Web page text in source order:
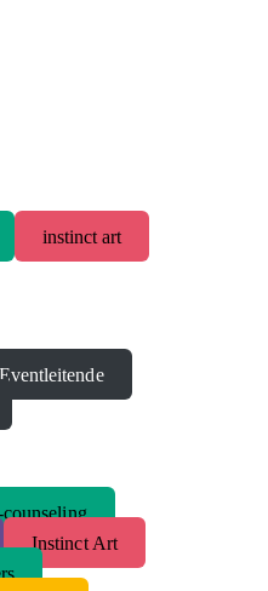
instinct art
Instinct Art